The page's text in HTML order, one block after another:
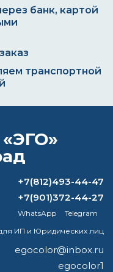
банк, картой
транспортной
и ярь-
+7(812)493-44-47
+7(901)372-44-27
WhatsApp
Telegram
ИП и Юридических лиц
egocolor@inbox.ru
egocolor1